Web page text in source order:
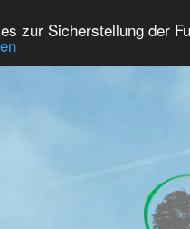
zur Sicherstellung der
Gedenken